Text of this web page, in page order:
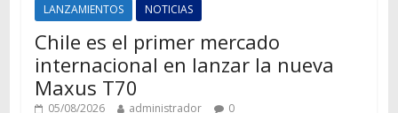
LANZAMIENTOS NOTICIAS
Chile es el primer mercado
internacional en lanzar la nueva
Maxus T70
05/08/2026 administrador 0